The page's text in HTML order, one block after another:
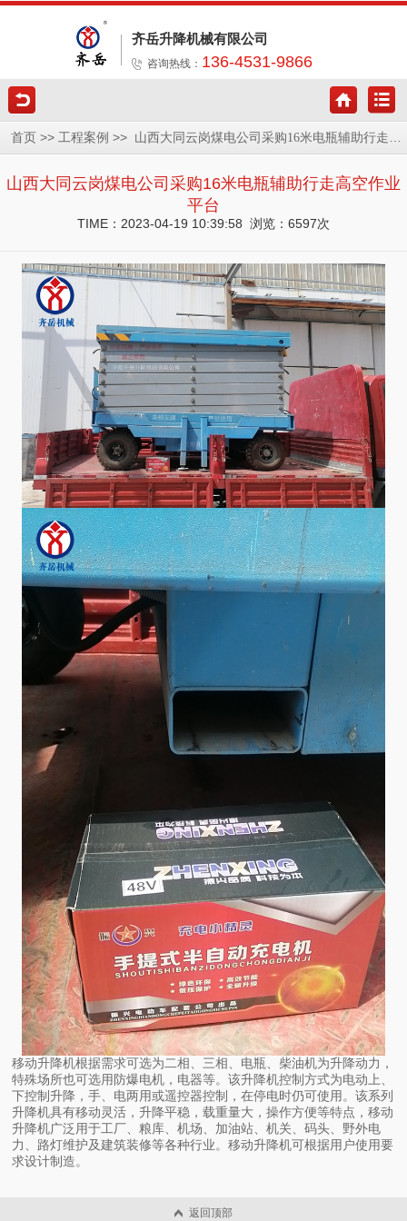
齐岳升降机械有限公司
咨询热线： 136-4531-9866
首页 >> 工程案例 >> 山西大同云岗煤电公司采购16米电瓶辅助行走高空作业平台
山西大同云岗煤电公司采购16米电瓶辅助行走高空作业
平台
TIME：2023-04-19 10:39:58 浏览：6597次
移动升降机根据需求可选为二相、三相、电瓶、柴油机为升降动力，
特殊场所也可选用防爆电机，电器等。该升降机控制方式为电动上、
下控制升降，手、电两用或遥控器控制，在停电时仍可使用。该系列
升降机具有移动灵活，升降平稳，载重量大，操作方便等特点，移动
升降机广泛用于工厂、粮库、机场、加油站、机关、码头、野外电
力、路灯维护及建筑装修等各种行业。移动升降机可根据用户使用要
求设计制造。
返回顶部